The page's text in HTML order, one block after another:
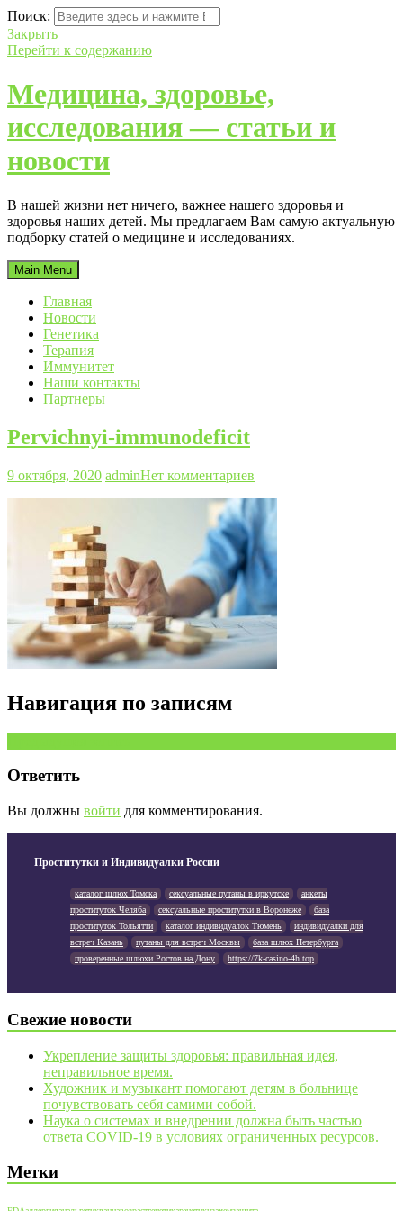
Поиск:
Закрыть
Перейти к содержанию
Медицина, здоровье,
исследования — статьи и
новости
В нашей жизни нет ничего, важнее нашего здоровья и
здоровья наших детей. Мы предлагаем Вам самую актуальную
подборку статей о медицине и исследованиях.
Main Menu
Главная
Новости
Генетика
Терапия
Иммунитет
Наши контакты
Партнеры
Pervichnyi-immunodeficit
9 октября, 2020 adminНет комментариев
Навигация по записям
Ответить
Вы должны войти для комментирования.
Проститутки и Индивидуалки России
каталог шлюх Томска сексуальные путаны в иркутске
анкеты
проституток Челяба
сексуальные проститутки в Воронеже
база
проституток Тольятти
каталог индивидуалок Тюмень
индивидуалки для
встреч Казань
путаны для встреч Москвы
база шлюх Петербурга
проверенные шлюхи Ростов на Дону
https://7k-casino-4h.top
Свежие новости
Укрепление защиты здоровья: правильная идея,
неправильное время.
Художник и музыкант помогают детям в больнице
почувствовать себя самими собой.
Наука о системах и внедрении должна быть частью
ответа COVID-19 в условиях ограниченных ресурсов.
Метки